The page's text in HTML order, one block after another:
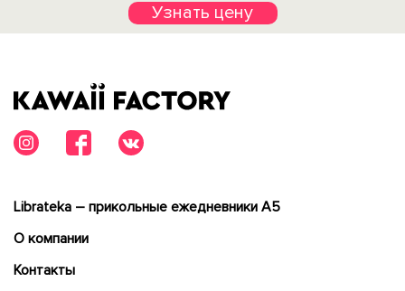
Узнать цену
Librateka – прикольные ежедневники А5
О компании
Контакты